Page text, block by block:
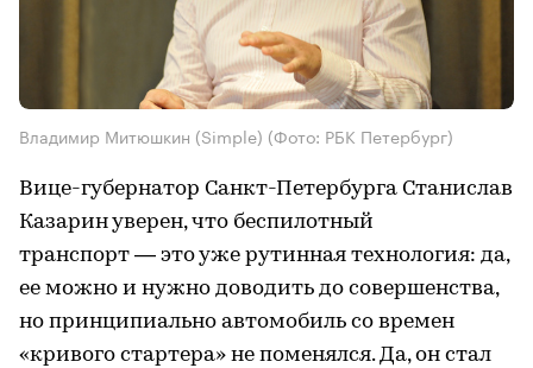
Владимир Митюшкин (Simple) (Фото: РБК Петербург)
Вице-губернатор Санкт-Петербурга Станислав
Казарин уверен, что беспилотный
транспорт — это уже рутинная технология: да,
ее можно и нужно доводить до совершенства,
но принципиально автомобиль со времен
«кривого стартера» не поменялся. Да, он стал